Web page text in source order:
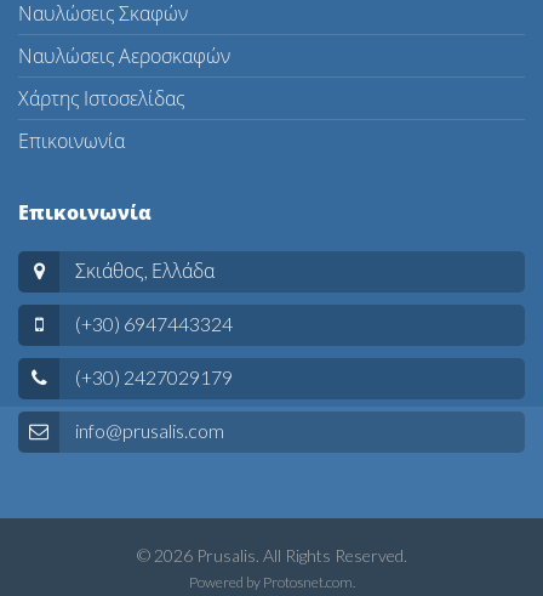
Ναυλώσεις Σκαφών
Ναυλώσεις Αεροσκαφών
Χάρτης Ιστοσελίδας
Επικοινωνία
Επικοινωνία
Σκιάθος, Ελλάδα
(+30) 6947443324
(+30) 2427029179
info@prusalis.com
© 2026 Prusalis. All Rights Reserved.
Powered by Protosnet.com